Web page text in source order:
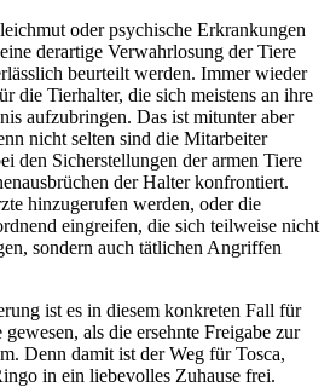
oder psychische Erkrankungen
derartige Verwahrlosung der Tiere
beurteilt werden. Immer wieder
die Tierhalter, die sich meistens an ihre
aufzubringen. Das ist mitunter aber
nicht selten sind die Mitarbeiter
den Sicherstellungen der armen Tiere
der Halter konfrontiert.
hinzugerufen werden, oder die
eingreifen, die sich teilweise nicht
sondern auch tätlichen Angriffen
ist es in diesem konkreten Fall für
als die ersehnte Freigabe zur
Denn damit ist der Weg fürTosca,
in ein liebevolles Zuhause frei.